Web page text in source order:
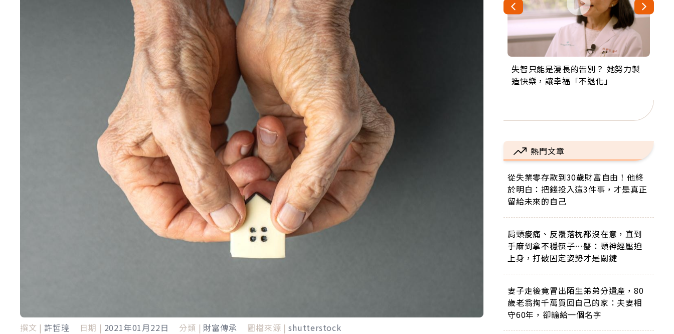
撰文 | 許哲瑝 日期 | 2021年01月22日 分類 | 財富傳承 圖檔來源 | shutterstock
失智只能是漫長的告別？ 她努力製
造快樂，讓幸福「不退化」
來自剛果的巧克力神父 為台灣奉獻
36年 「台灣是我的家，我連作夢都
63歲卸矽谷副總、搬回台灣找快
樂！「蛋黃哥小丑」走進安養院，
104歲打破金氏世界紀錄 成為全球
最年長羽球選手，分享長壽的秘密
事業巔峰他選擇追夢…黑手阿伯拉
小提琴還登上小巨蛋！連CNN都大
熱門文章
從失業零存款到30歲財富自由！他終
於明白：把錢投入這3件事，才是真正
留給未來的自己
肩頸痠痛、反覆落枕都沒在意，直到
手麻到拿不穩筷子…醫：頸神經壓迫
上身，打破固定姿勢才是關鍵
妻子走後竟冒出陌生弟弟分遺產，80
歲老翁掏千萬買回自己的家：夫妻相
守60年，卻輸給一個名字